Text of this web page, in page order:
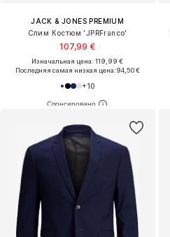
JACK & JONES PREMIUM
Слим Костюм 'JPRFranco'
107,99 €
Изначальная цена: 119,99 €
Последняя самая низкая цена:94,50 €
+10